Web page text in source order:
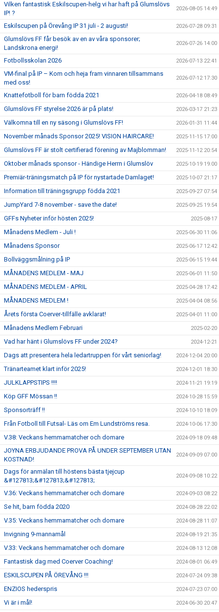
Vilken fantastisk Eskilscupen-helg vi har haft på Glumslövs
IP! ?
2026-08-05 14:49
Eskilscupen på Örevång IP 31 juli - 2 augusti! 2026-07-28 09:31
Glumslövs FF får besök av en av våra sponsorer;
Landskrona energi!
2026-07-26 14:00
Fotbollsskolan 2026 2026-07-13 22:41
VM-final på IP – Kom och heja fram vinnaren tillsammans
med oss!
2026-07-12 17:30
Knattefotboll för barn födda 2021 2026-04-18 08:49
Glumslövs FF styrelse 2026 är på plats! 2026-03-17 21:23
Välkomna till en ny säsong i Glumslövs FF! 2026-01-31 11:44
November månads Sponsor 2025! VISION HAIRCARE! 2025-11-15 17:00
Glumslövs FF är stolt certifierad förening av Majblomman! 2025-11-12 20:54
Oktober månads sponsor - Händige Herrn i Glumslöv 2025-10-19 19:00
Premiär-träningsmatch på IP för nystartade Damlaget! 2025-10-07 21:17
Information till träningsgrupp födda 2021 2025-09-27 07:54
JumpYard 7-8 november - save the date! 2025-09-25 19:54
GFFs Nyheter inför hösten 2025! 2025-08-17
Månadens Medlem - Juli ! 2025-06-30 11:06
Månadens Sponsor 2025-06-17 12:42
Bollväggsmålning på IP 2025-06-15 19:44
MÅNADENS MEDLEM - MAJ 2025-06-01 11:50
MÅNADENS MEDLEM - APRIL 2025-04-28 17:42
MÅNADENS MEDLEM ! 2025-04-04 08:56
Årets första Coerver-tillfälle avklarat! 2025-04-01 11:00
Månadens Medlem Februari 2025-02-20
Vad har hänt i Glumslövs FF under 2024? 2024-12-21
Dags att presentera hela ledartruppen för vårt seniorlag! 2024-12-04 20:00
Tränarteamet klart inför 2025! 2024-12-01 18:30
JULKLAPPSTIPS !!!! 2024-11-21 19:19
Köp GFF Mössan !! 2024-10-28 15:59
Sponsorträff !! 2024-10-10 18:09
Från Fotboll till Futsal- Läs om Em Lundströms resa. 2024-10-06 17:30
V.38: Veckans hemmamatcher och domare 2024-09-18 09:48
JOYNA ERBJUDANDE PROVA PÅ UNDER SEPTEMBER UTAN
KOSTNAD!
2024-09-09 07:00
Dags för anmälan till höstens bästa tjejcup
&#127813;&#127813;&#127813;
2024-09-08 10:22
V.36: Veckans hemmamatcher och domare 2024-09-03 08:22
Se hit, barn födda 2020 2024-08-28 22:02
V.35: Veckans hemmamatcher och domare 2024-08-28 11:07
Invigning 9-mannamål 2024-08-19 21:35
V.33: Veckans hemmamatcher och domare 2024-08-13 12:08
Fantastisk dag med Coerver Coaching! 2024-08-01 06:49
ESKILSCUPEN PÅ ÖREVÅNG !!! 2024-07-24 09:38
ENZIOS hederspris 2024-07-23 07:00
Vi är i mål! 2024-06-30 20:47